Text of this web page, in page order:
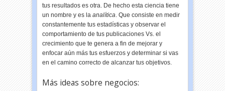
tus resultados es otra. De hecho esta ciencia tiene
un nombre y es laanalítica . Que consiste en medir
constantemente tus estadísticas y observar el
comportamiento de tus publicaciones Vs. el
crecimiento que te genera a fin de mejorar y
enfocar aún más tus esfuerzos y determinar si vas
en el camino correcto de alcanzar tus objetivos.
Más ideas sobre negocios: